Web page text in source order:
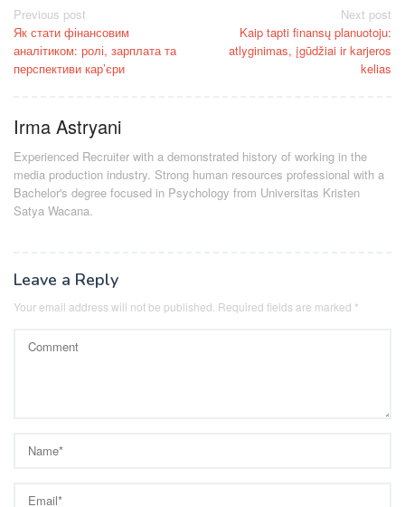
Post
navigation
Previous post
Як стати фінансовим
аналітиком: ролі, зарплата та
перспективи кар’єри
Next post
Kaip tapti finansų planuotoju:
atlyginimas, įgūdžiai ir karjeros
kelias
Irma Astryani
Experienced Recruiter with a demonstrated history of working in the
media production industry. Strong human resources professional with a
Bachelor's degree focused in Psychology from Universitas Kristen
Satya Wacana.
Leave a Reply
Your email address will not be published. Required fields are marked *